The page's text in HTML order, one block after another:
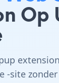
Op
-site